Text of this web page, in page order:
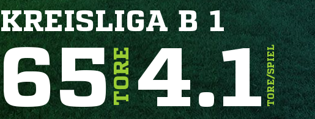
KREISLIGA B 1
TORE4.1TORE/SPIEL